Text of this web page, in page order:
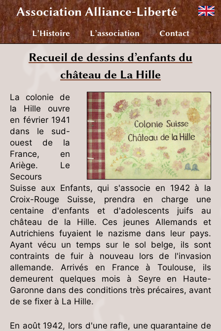
AssociationAlliance-Liberté
L’Histoire L’association Contact
Recueil de dessins d’enfants du
château de La Hille
La colonie de
la Hille ouvre
en février 1941
dans le sud-
ouest de la
France, en
Ariège. Le
Secours
Suisse aux Enfants, qui s'associe en 1942 à la
Croix-Rouge Suisse, prendra en charge une
centaine d'enfants et d'adolescents juifs au
château de la Hille. Ces jeunes Allemands et
Autrichiens fuyaient le nazisme dans leur pays.
Ayant vécu un temps sur le sol belge, ils sont
contraints de fuir à nouveau lors de l'invasion
allemande. Arrivés en France à Toulouse, ils
demeurent quelques mois à Seyre en Haute-
Garonne dans des conditions très précaires, avant
de se fixer à La Hille.
En août 1942, lors d'une rafle, une quarantaine de